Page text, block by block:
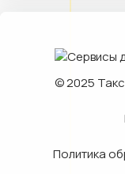
© 2025
Политика